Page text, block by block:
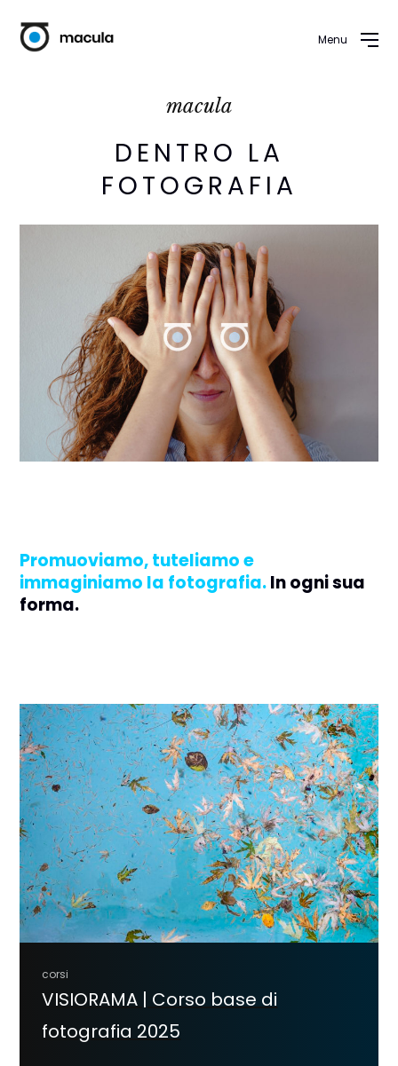
Menu
macula
DENTRO LA
FOTOGRAFIA
Promuoviamo, tuteliamo e
immaginiamo la fotografia.In ogni sua
forma.
corsi
VISIORAMA | Corso base di
fotografia 2025